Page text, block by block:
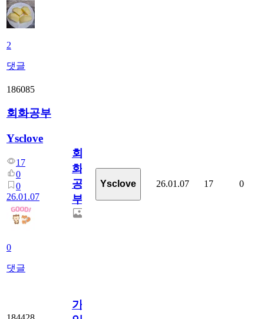
2
댓글
186085
회화공부
Ysclove
17
0
0
26.01.07
0
댓글
회
화
공
부
Ysclove 26.01.07 17 0
가